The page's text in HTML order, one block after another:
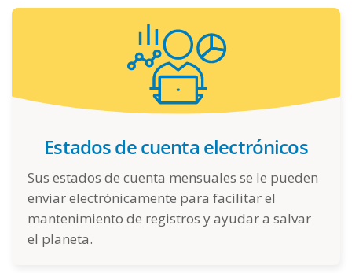
Estados de cuenta electrónicos
Sus estados de cuenta mensuales se le pueden
enviar electrónicamente para facilitar el
mantenimiento de registros y ayudar a salvar
el planeta.